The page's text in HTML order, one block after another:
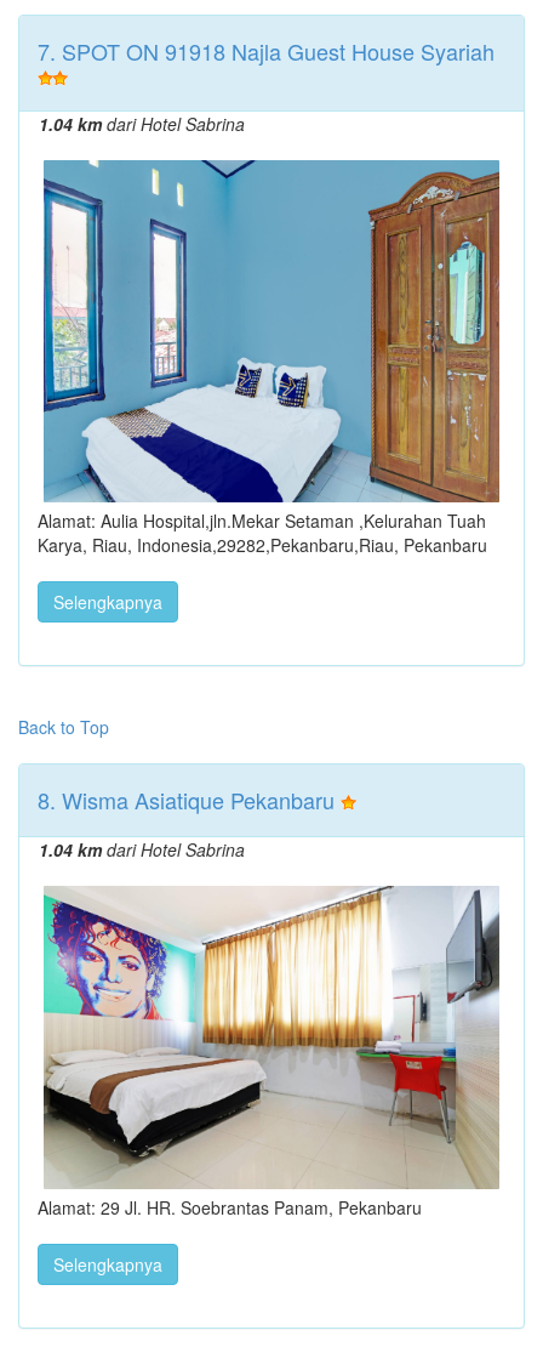
7. SPOT ON 91918 Najla Guest House Syariah
1.04 kmdari Hotel Sabrina
Alamat: Aulia Hospital,jln.Mekar Setaman ,Kelurahan Tuah
Karya, Riau, Indonesia,29282,Pekanbaru,Riau, Pekanbaru
Selengkapnya
Back to Top
8. Wisma Asiatique Pekanbaru
1.04 kmdari Hotel Sabrina
Alamat: 29 Jl. HR. Soebrantas Panam, Pekanbaru
Selengkapnya